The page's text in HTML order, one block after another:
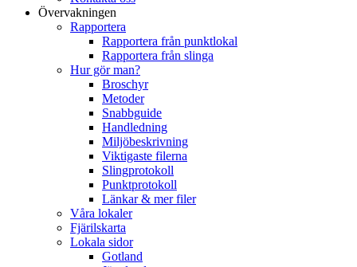
Övervakningen
Rapportera
Rapportera från punktlokal
Rapportera från slinga
Hur gör man?
Broschyr
Metoder
Snabbguide
Handledning
Miljöbeskrivning
Viktigaste filerna
Slingprotokoll
Punktprotokoll
Länkar & mer filer
Våra lokaler
Fjärilskarta
Lokala sidor
Gotland